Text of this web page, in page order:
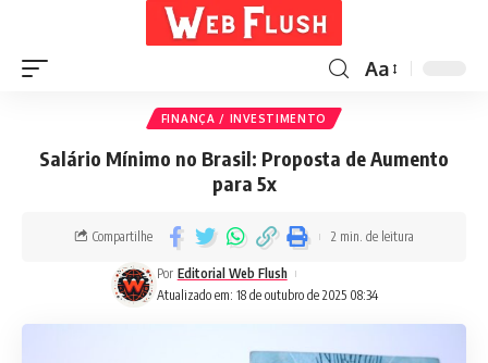
Aa
FINANÇA / INVESTIMENTO
Salário Mínimo no Brasil: Proposta de Aumento
para 5x
Atualizado em: 18 de outubro de 2025 08:34
Por Editorial Web Flush
Compartilhe 2 min. de leitura